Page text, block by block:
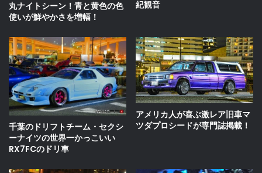
丸ナイトシーン！青と黄色の色
使いが鮮やかさを増幅！
紀観音
千葉のドリフトチーム・セクシ
ーナイツの世界一かっこいい
RX7FCのドリ車
アメリカ人が喜ぶ激レア旧車マ
ツダプロシードが専門誌掲載！